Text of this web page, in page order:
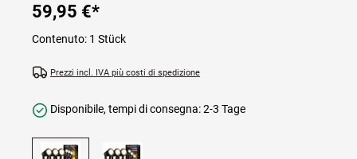
59,95 €*
Contenuto: 1 Stück
Prezzi incl. IVA più costi di spedizione
Disponibile, tempi di consegna: 2-3 Tage